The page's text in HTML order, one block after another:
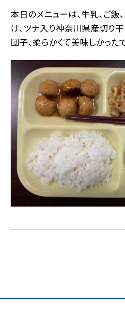
本日のメニューは、牛乳、ご
け、ツナ入り神奈川県産切り
団子、柔らかくて美味しかった